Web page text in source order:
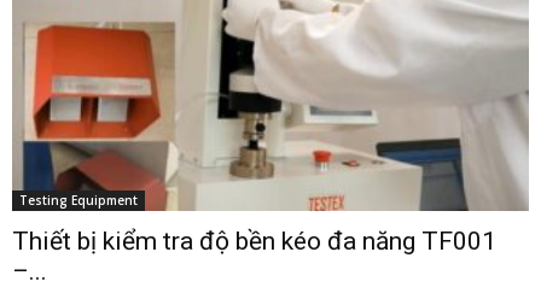
Testing Equipment
Thiết bị kiểm tra độ bền kéo đa năng TF001
–...